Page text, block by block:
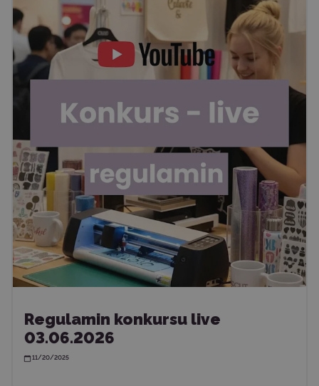
Regulamin konkursu live
03.06.2026
11/20/2025